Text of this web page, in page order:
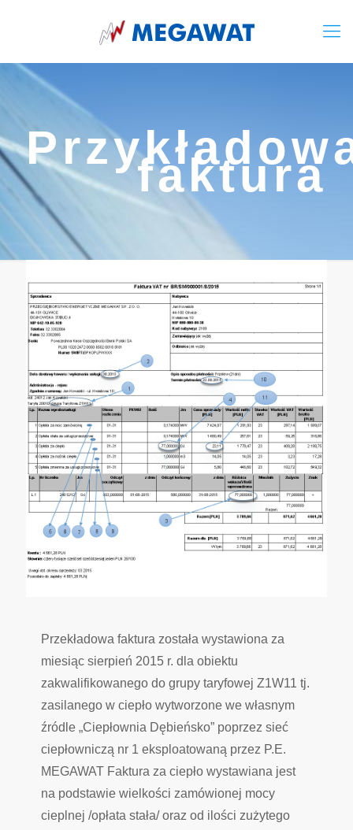
faktura
Przekładowa faktura została wystawiona za
miesiąc sierpień 2015 r. dla obiektu
zakwalifikowanego do grupy taryfowej Z1W11 tj.
zasilanego w ciepło wytworzone we własnym
źródle „Ciepłownia Dębieńsko” poprzez sieć
ciepłowniczą nr 1 eksploatowaną przez P.E.
MEGAWAT Faktura za ciepło wystawiana jest
na podstawie wielkości zamówionej mocy
cieplnej /opłata stała/ oraz od ilości zużytego